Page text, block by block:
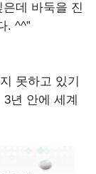
데 바둑을 진
. ^^”
못하고 있기
년 안에 세계